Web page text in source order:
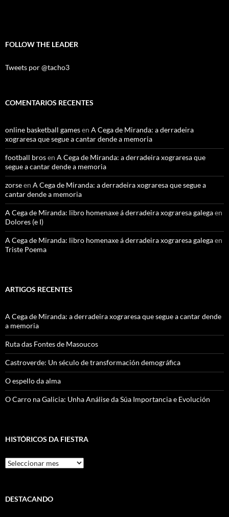
FOLLOW THE LEADER
Tweets por @tacho3
COMENTARIOS RECENTES
online basketball gamesen A Cega de Miranda: a derradeira
xograresa que segue a cantar dende a memoria
football brosen A Cega de Miranda: a derradeira xograresa que
segue a cantar dende a memoria
zorseen A Cega de Miranda: a derradeira xograresa que segue a
cantar dende a memoria
A Cega de Miranda: libro homenaxe á derradeira xograresa galegaen
Dolores (e I)
A Cega de Miranda: libro homenaxe á derradeira xograresa galegaen
Triste Poema
ARTIGOS RECENTES
A Cega de Miranda: a derradeira xograresa que segue a cantar dende
a memoria
Ruta das Fontes de Masoucos
Castroverde: Un século de transformación demográfica
O espello da alma
O Carro na Galicia: Unha Análise da Súa Importancia e Evolución
HISTÓRICOS DA FIESTRA
Históricos
Da
DESTACANDO